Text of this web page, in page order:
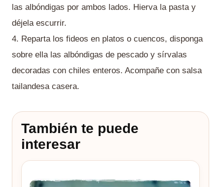
las albóndigas por ambos lados. Hierva la pasta y
déjela escurrir.
4. Reparta los fideos en platos o cuencos, disponga
sobre ella las albóndigas de pescado y sírvalas
decoradas con chiles enteros. Acompañe con salsa
tailandesa casera.
También te puede
interesar